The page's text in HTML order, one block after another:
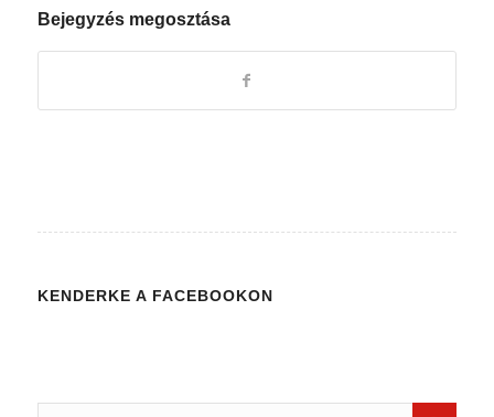
Bejegyzés megosztása
KENDERKE A FACEBOOKON